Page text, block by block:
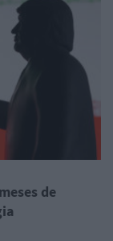
de